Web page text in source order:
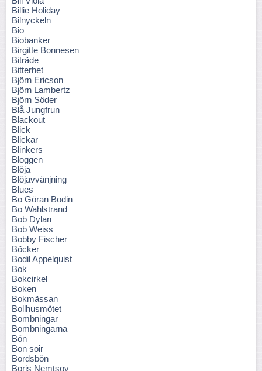
Billie Holiday
Bilnyckeln
Bio
Biobanker
Birgitte Bonnesen
Biträde
Bitterhet
Björn Ericson
Björn Lambertz
Björn Söder
Blå Jungfrun
Blackout
Blick
Blickar
Blinkers
Bloggen
Blöja
Blöjavvänjning
Blues
Bo Göran Bodin
Bo Wahlstrand
Bob Dylan
Bob Weiss
Bobby Fischer
Böcker
Bodil Appelquist
Bok
Bokcirkel
Boken
Bokmässan
Bollhusmötet
Bombningar
Bombningarna
Bön
Bon soir
Bordsbön
Boris Nemtsov